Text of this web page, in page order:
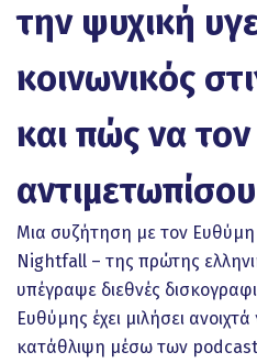
την ψυχική
κοινωνικός
και πώς να τον
Μια συζήτηση με τον
Nightfall – της πρώτης
υπέγραψε διεθνές
Ευθύμης έχει μιλήσει
κατάθλιψη μέσω των